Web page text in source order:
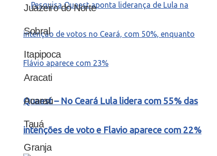
Quaest – No Ceará Lula lidera com 55% das
intenções de voto e Flavio aparece com 22%
Juazeiro do Norte
Sobral
Itapipoca
Aracati
Acaraú
Tauá
Granja